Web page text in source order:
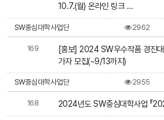
10.7.(월) 온라인 링크 …
SW중심대학사업단 2962
169
[홍보] 2024 SW우수작품 경진
가자 모집(~9/13까지)
SW중심대학사업단 2955
168 2024년도 SW중심대학사업 『